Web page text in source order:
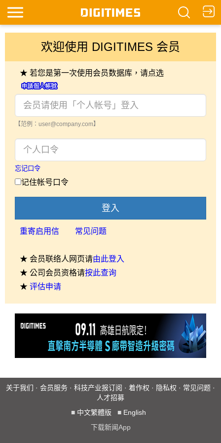
欢迎使用 DIGITIMES 会员
★ 若您是第一次使用会员数据库，请点选
【范例：user@company.com】
忘记口令
记住帐号口令
登入
重寄启用信 常见问题
★ 会员联络人网页请由此登入
★ 公司会员资格请按此查询
★ 评估申请
关于我们 · 会员服务 · 科技产业报订阅 · 着作权 · 隐私权 · 常见问题 ·
人才招募
■ 中文繁體版 ■ English
下载新闻App